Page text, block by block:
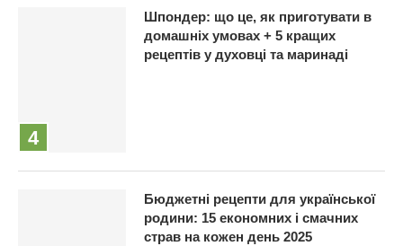
Шпондер: що це, як приготувати в
домашніх умовах + 5 кращих
рецептів у духовці та маринаді
Бюджетні рецепти для української
родини: 15 економних і смачних
страв на кожен день 2025